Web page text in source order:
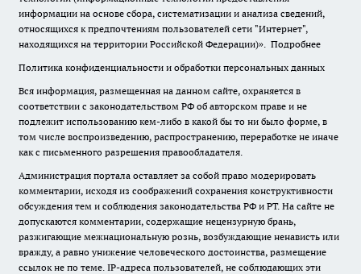
информации на основе сбора, систематизации и анализа сведений,
относящихся к предпочтениям пользователей сети "Интернет",
находящихся на территории Российской Федерации)». Подробнее
Политика конфиденциальности и обработки персональных данных
Вся информация, размещенная на данном сайте, охраняется в
соответствии с законодательством РФ об авторском праве и не
подлежит использованию кем-либо в какой бы то ни было форме, в
том числе воспроизведению, распространению, переработке не иначе
как с письменного разрешения правообладателя.
Администрация портала оставляет за собой право модерировать
комментарии, исходя из соображений сохранения конструктивности
обсуждения тем и соблюдения законодательства РФ и РТ. На сайте не
допускаются комментарии, содержащие нецензурную брань,
разжигающие межнациональную рознь, возбуждающие ненависть или
вражду, а равно унижение человеческого достоинства, размещение
ссылок не по теме. IP-адреса пользователей, не соблюдающих эти